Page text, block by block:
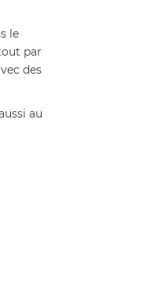
le
par
des
au